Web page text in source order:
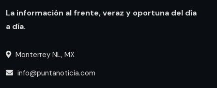
La información al frente, veraz y oportuna del día
a día.
Monterrey NL, MX
info@puntanoticia.com